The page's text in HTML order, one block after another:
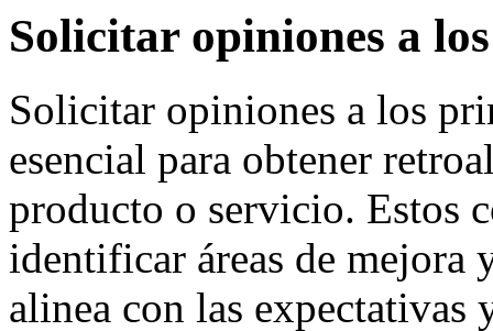
Solicitar opiniones a
Solicitar opiniones a los
esencial para obtener
producto o servicio. Estos
identificar áreas de mejora
alinea con las expectativas